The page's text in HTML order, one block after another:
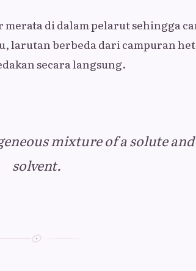
di dalam pelarut sehingga
larutan berbeda dari campuran
secara langsung.
mixture of asoluteand
solvent.